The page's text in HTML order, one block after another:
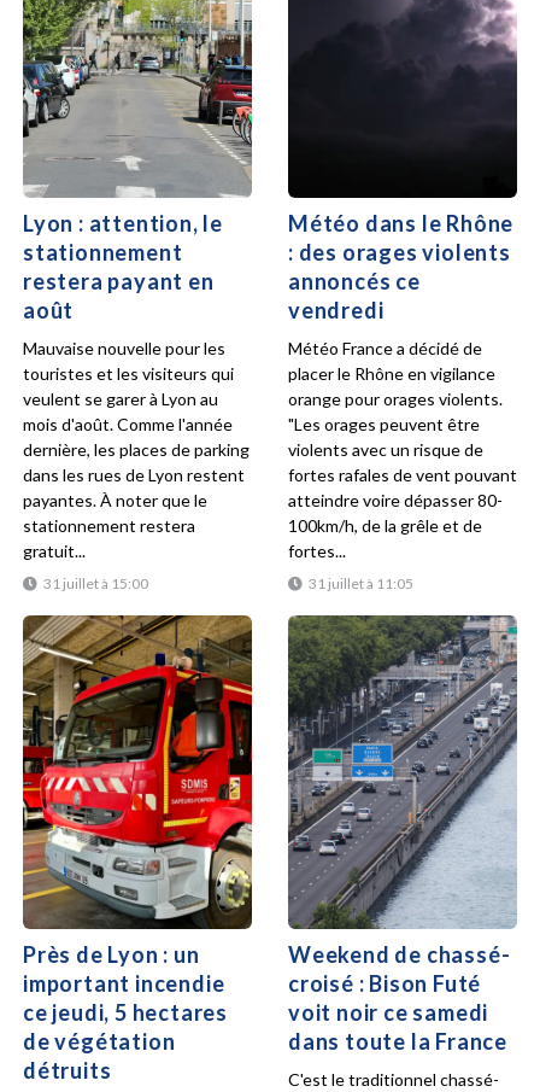
Lyon : attention, le
stationnement
restera payant en
août
31 juillet à 15:00
Mauvaise nouvelle pour les
touristes et les visiteurs qui
veulent se garer à Lyon au
mois d'août. Comme l'année
dernière, les places de parking
dans les rues de Lyon restent
payantes. À noter que le
stationnement restera
gratuit...
Météo dans le Rhône
: des orages violents
annoncés ce
vendredi
31 juillet à 11:05
Météo France a décidé de
placer le Rhône en vigilance
orange pour orages violents.
"Les orages peuvent être
violents avec un risque de
fortes rafales de vent pouvant
atteindre voire dépasser 80-
100km/h, de la grêle et de
fortes...
Près de Lyon : un
important incendie
ce jeudi, 5 hectares
de végétation
détruits
Weekend de chassé-
croisé : Bison Futé
voit noir ce samedi
dans toute la France
C'est le traditionnel chassé-